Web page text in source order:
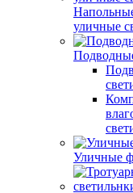
уличные
Уличные